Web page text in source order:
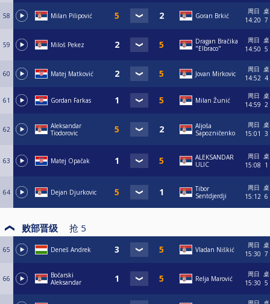
58 Milan Pilipović Goran Brkić
周日
14:20
桌
7
59 Miloš Pekez
Dragan Bračika
"Elbraco"
周日
14:50
桌
5
60 Matej Matković Jovan Mirkovic
周日
14:52
桌
4
61 Gordan Farkas Milan Žunić
周日
14:59
桌
2
62
Aleksandar
Tiodorovic
Aljoša
Sapozničenko
周日
15:01
桌
3
63 Matej Opačak
ALEKSANDAR
ULIC
周日
15:08
桌
1
64 Dejan Djurkovic
Tibor
Sentdjerdji
周日
15:12
桌
6
败部晋级 抢 5
65 Deneš Andrek Vladan Niškić
周日
15:30
桌
7
66
Bočarski
Aleksandar
Relja Marović
周日
15:30
桌
5